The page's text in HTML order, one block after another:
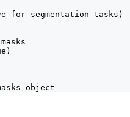
for segmentation tasks)
object